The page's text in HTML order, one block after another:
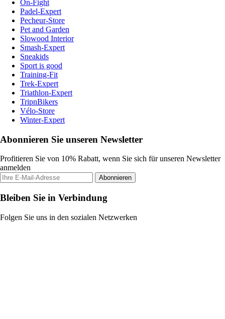
On-Fight
Padel-Expert
Pecheur-Store
Pet and Garden
Slowood Interior
Smash-Expert
Sneakids
Sport is good
Training-Fit
Trek-Expert
Triathlon-Expert
TripnBikers
Vélo-Store
Winter-Expert
Abonnieren Sie unseren Newsletter
Profitieren Sie von 10% Rabatt, wenn Sie sich für unseren Newsletter
anmelden
Abonnieren
Bleiben Sie in Verbindung
Folgen Sie uns in den sozialen Netzwerken